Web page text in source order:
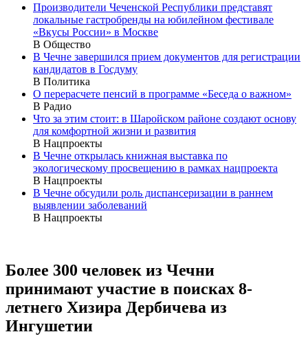
Производители Чеченской Республики представят
локальные гастробренды на юбилейном фестивале
«Вкусы России» в Москве
В Общество
В Чечне завершился прием документов для регистрации
кандидатов в Госдуму
В Политика
О перерасчете пенсий в программе «Беседа о важном»
В Радио
Что за этим стоит: в Шаройском районе создают основу
для комфортной жизни и развития
В Нацпроекты
В Чечне открылась книжная выставка по
экологическому просвещению в рамках нацпроекта
В Нацпроекты
В Чечне обсудили роль диспансеризации в раннем
выявлении заболеваний
В Нацпроекты
Более 300 человек из Чечни
принимают участие в поисках 8-
летнего Хизира Дербичева из
Ингушетии